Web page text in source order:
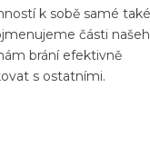
k sobě samé také
části
brání efektivně
s ostatními.